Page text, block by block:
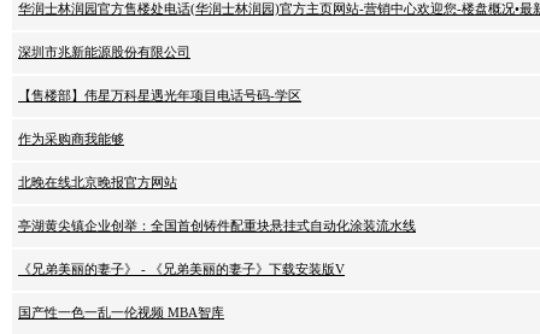
华润士林润园官方售楼处电话(华润士林润园)官方主页网站-营销中心欢迎您-楼盘概况•
深圳市兆新能源股份有限公司
【售楼部】伟星万科星遇光年项目电话号码-学区
作为采购商我能够
北晚在线北京晚报官方网站
亭湖黄尖镇企业创举：全国首创铸件配重块悬挂式自动化涂装流水线
《兄弟美丽的妻子》 - 《兄弟美丽的妻子》下载安装版V
国产性一色一乱一伦视频 MBA智库